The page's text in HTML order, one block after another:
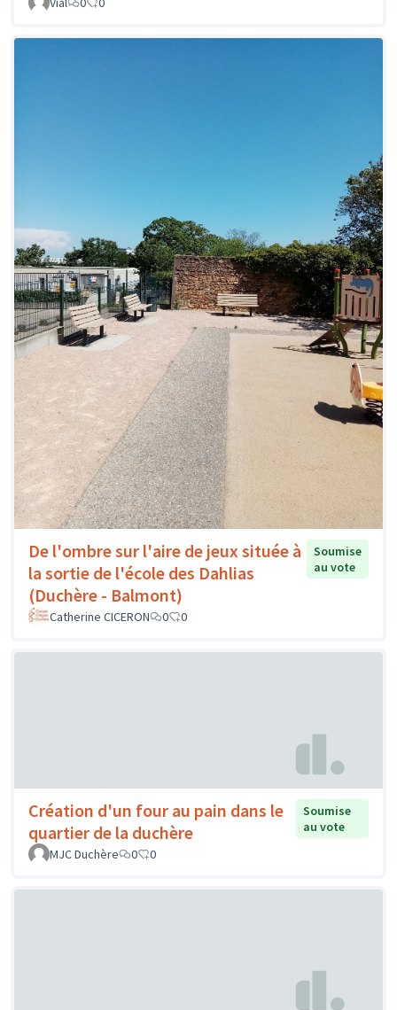
De l'ombre sur l'aire de jeux située à
la sortie de l'école des Dahlias
(Duchère - Balmont)
Soumise
au vote
Catherine CICERON 0 0
Création d'un four au pain dans le
quartier de la duchère
Soumise
au vote
MJC Duchère
0 0